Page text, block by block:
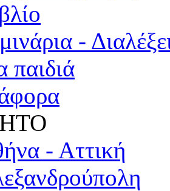
-
παιδιά
- Αττική